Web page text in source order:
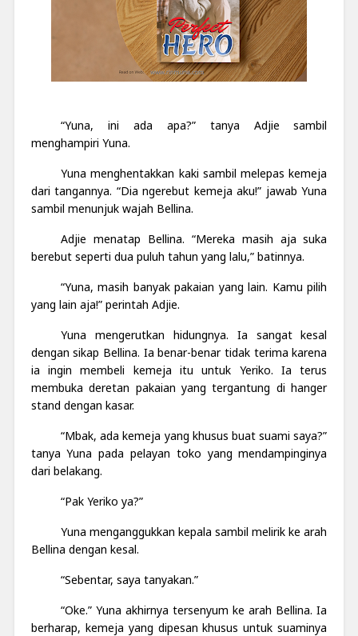
“Yuna, ini ada apa?” tanya Adjie sambil
menghampiri Yuna.
Yuna menghentakkan kaki sambil melepas kemeja
dari tangannya. “Dia ngerebut kemeja aku!” jawab Yuna
sambil menunjuk wajah Bellina.
Adjie menatap Bellina. “Mereka masih aja suka
berebut seperti dua puluh tahun yang lalu,” batinnya.
“Yuna, masih banyak pakaian yang lain. Kamu pilih
yang lain aja!” perintah Adjie.
Yuna mengerutkan hidungnya. Ia sangat kesal
dengan sikap Bellina. Ia benar-benar tidak terima karena
ia ingin membeli kemeja itu untuk Yeriko. Ia terus
membuka deretan pakaian yang tergantung di hanger
stand dengan kasar.
“Mbak, ada kemeja yang khusus buat suami saya?”
tanya Yuna pada pelayan toko yang mendampinginya
dari belakang.
“Pak Yeriko ya?”
Yuna menganggukkan kepala sambil melirik ke arah
Bellina dengan kesal.
“Sebentar, saya tanyakan.”
“Oke.” Yuna akhirnya tersenyum ke arah Bellina. Ia
berharap, kemeja yang dipesan khusus untuk suaminya